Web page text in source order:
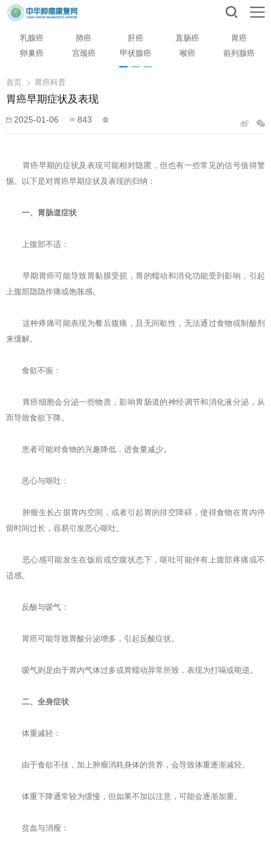
乳腺癌 肺癌 肝癌 直肠癌
胃癌
卵巢癌
宫颈癌 甲状腺癌 喉癌 前列腺癌
首页 胃癌科普
胃癌早期症状及表现
2025-01-06 843
胃癌早期的症状及表现可能相对隐匿，但也有一些常见的信号值得警
惕。以下是对胃癌早期症状及表现的归纳：
一、胃肠道症状
上腹部不适：
早期胃癌可能导致胃黏膜受损，胃的蠕动和消化功能受到影响，引起
上腹部隐隐作痛或饱胀感。
这种疼痛可能表现为餐后腹痛，且无间歇性，无法通过食物或制酸剂
来缓解。
食欲不振：
胃癌细胞会分泌一些物质，影响胃肠道的神经调节和消化液分泌，从
而导致食欲下降。
患者可能对食物的兴趣降低，进食量减少。
恶心与呕吐：
肿瘤生长占据胃内空间，或者引起胃的排空障碍，使得食物在胃内停
留时间过长，容易引发恶心呕吐。
恶心感可能发生在饭前或空腹状态下，呕吐可能伴有上腹部疼痛或不
适感。
反酸与嗳气：
胃癌可能导致胃酸分泌增多，引起反酸症状。
嗳气则是由于胃内气体过多或胃蠕动异常所致，表现为打嗝或呃逆。
二、全身症状
体重减轻：
由于食欲不佳，加上肿瘤消耗身体的营养，会导致体重逐渐减轻。
体重下降通常较为缓慢，但如果不加以注意，可能会逐渐加重。
贫血与消瘦：